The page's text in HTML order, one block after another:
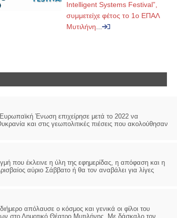
Intelligent Systems Festival”,
συμμετείχε φέτος το 1ο ΕΠΑΛ
Μυτιλήνη
Ένωση επιχείρησε μετά το 2022 να
και στις γεωπολιτικές πιέσεις που ακολούθησαν
που έκλεινε η ύλη της εφημερίδας, η απόφαση και η
αύριο Σάββατο ή θα τον αναβάλει για λίγες
απόλαυσε ο κόσμος και γενικά οι φίλοι του
στο Δημοτικό Θέατρο Μυτιλήνης. Με δάσκαλο τον